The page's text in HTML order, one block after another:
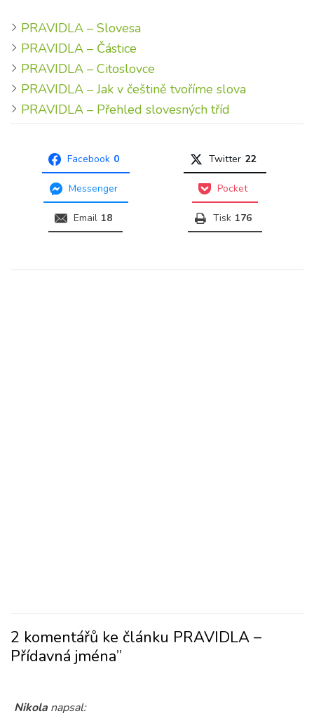
PRAVIDLA – Slovesa
PRAVIDLA – Částice
PRAVIDLA – Citoslovce
PRAVIDLA – Jak v češtině tvoříme slova
PRAVIDLA – Přehled slovesných tříd
Facebook 0 Twitter 22
Messenger Pocket
Email 18 Tisk 176
2 komentářů ke článku PRAVIDLA –
Přídavná jména”
Nikola napsal: